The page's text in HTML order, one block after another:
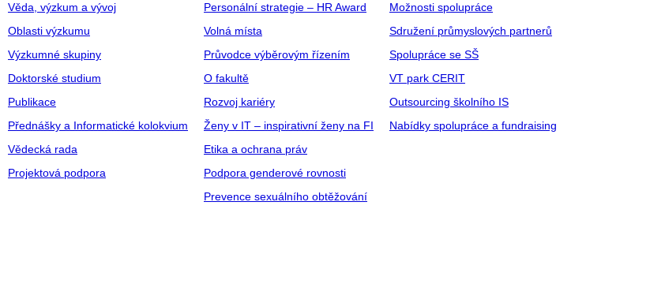
Věda, výzkum a vývoj
Oblasti výzkumu
Výzkumné skupiny
Doktorské studium
Publikace
Přednášky a Informatické kolokvium
Vědecká rada
Projektová podpora
Personální strategie – HR Award
Volná místa
Průvodce výběrovým řízením
O fakultě
Rozvoj kariéry
Ženy v IT – inspirativní ženy na FI
Etika a ochrana práv
Podpora genderové rovnosti
Prevence sexuálního obtěžování
Možnosti spolupráce
Sdružení průmyslových partnerů
Spolupráce se SŠ
VT park CERIT
Outsourcing školního IS
Nabídky spolupráce a fundraising